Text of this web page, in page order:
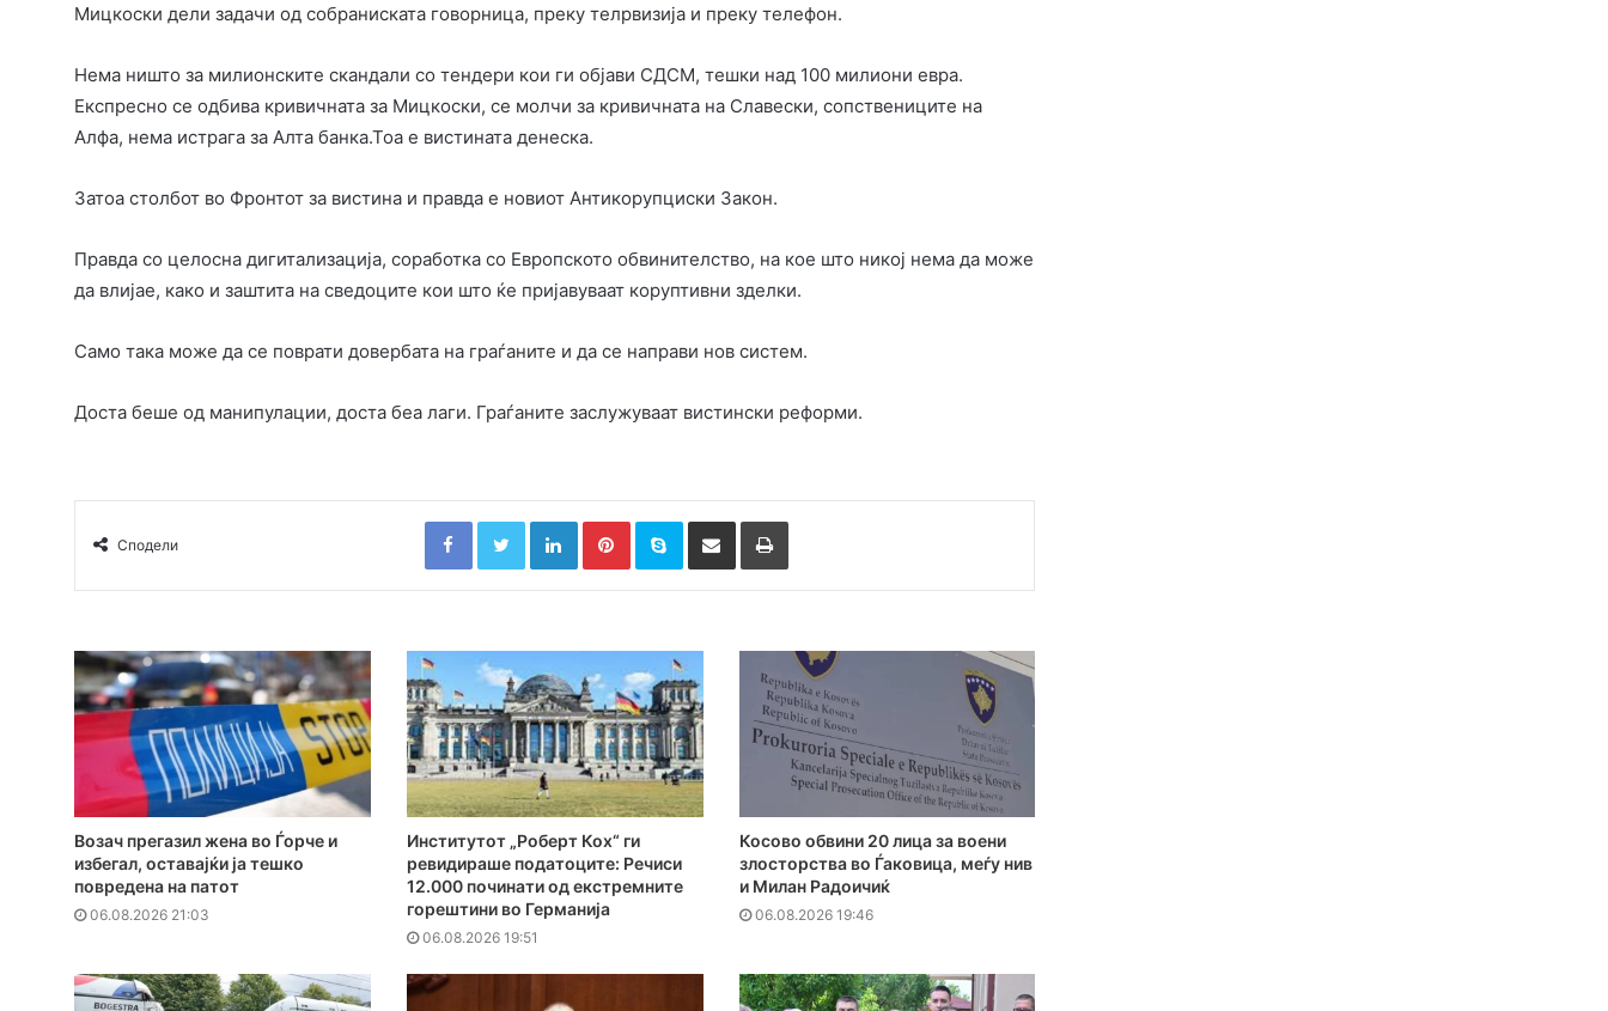
Мицкоски дели задачи од собраниската говорница, преку телрвизија и преку телефон.
Нема ништо за милионските скандали со тендери кои ги објави СДСМ, тешки над 100 милиони евра.
Експресно се одбива кривичната за Мицкоски, се молчи за кривичната на Славески, сопствениците на
Алфа, нема истрага за Алта банка.Тоа е вистината денеска.
Затоа столбот во Фронтот за вистина и правда е новиот Антикорупциски Закон.
Правда со целосна дигитализација, соработка со Европското обвинителство, на кое што никој нема да може
да влијае, како и заштита на сведоците кои што ќе пријавуваат коруптивни зделки.
Само така може да се поврати довербата на граѓаните и да се направи нов систем.
Доста беше од манипулации, доста беа лаги. Граѓаните заслужуваат вистински реформи.
Сподели
FacebookTwitterLinkedInPinterestSkype Сподели преку Е-маил Испринтај
Возач прегазил жена во Ѓорче и
избегал, оставајќи ја тешко
повредена на патот
06.08.2026 21:03
Институтот „Роберт Кох“ ги
ревидираше податоците: Речиси
12.000 починати од екстремните
горештини во Германија
06.08.2026 19:51
Косово обвини 20 лица за воени
злосторства во Ѓаковица, меѓу нив
и Милан Радоичиќ
06.08.2026 19:46